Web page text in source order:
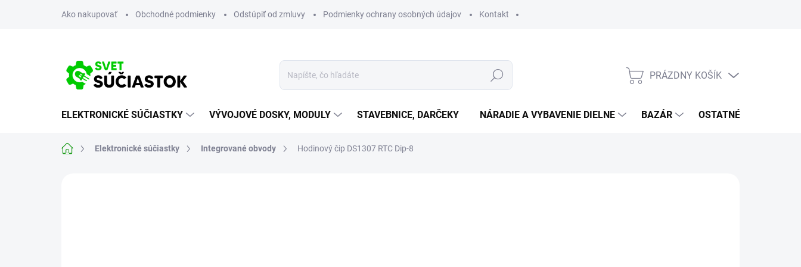
Ako nakupovať Obchodné podmienky Odstúpiť od zmluvy Podmienky ochrany osobných údajov Kontakt
Hľadať
NÁKUPNÝ
PRÁZDNY KOŠÍK
ELEKTRONICKÉ SÚČIASTKY VÝVOJOVÉ DOSKY, MODULY STAVEBNICE, DARČEKY NÁRADIE A VYBAVENIE DIELNE BAZÁR OSTATNÉ
DomovElektronické súčiastky Integrované obvody Hodinový čip DS1307 RTC Dip-8